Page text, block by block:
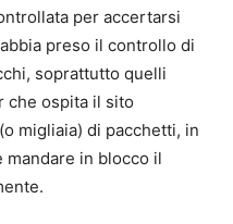
per accertarsi
preso il controllo di
soprattutto quelli
che ospita il sito
migliaia) di pacchetti, in
mandare in blocco il